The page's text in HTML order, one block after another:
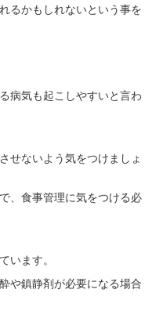
るかもしれないという事を
病気も起こしやすいと言わ
せないよう気をつけましょ
、食事管理に気をつける必
います。
や鎮静剤が必要になる場合